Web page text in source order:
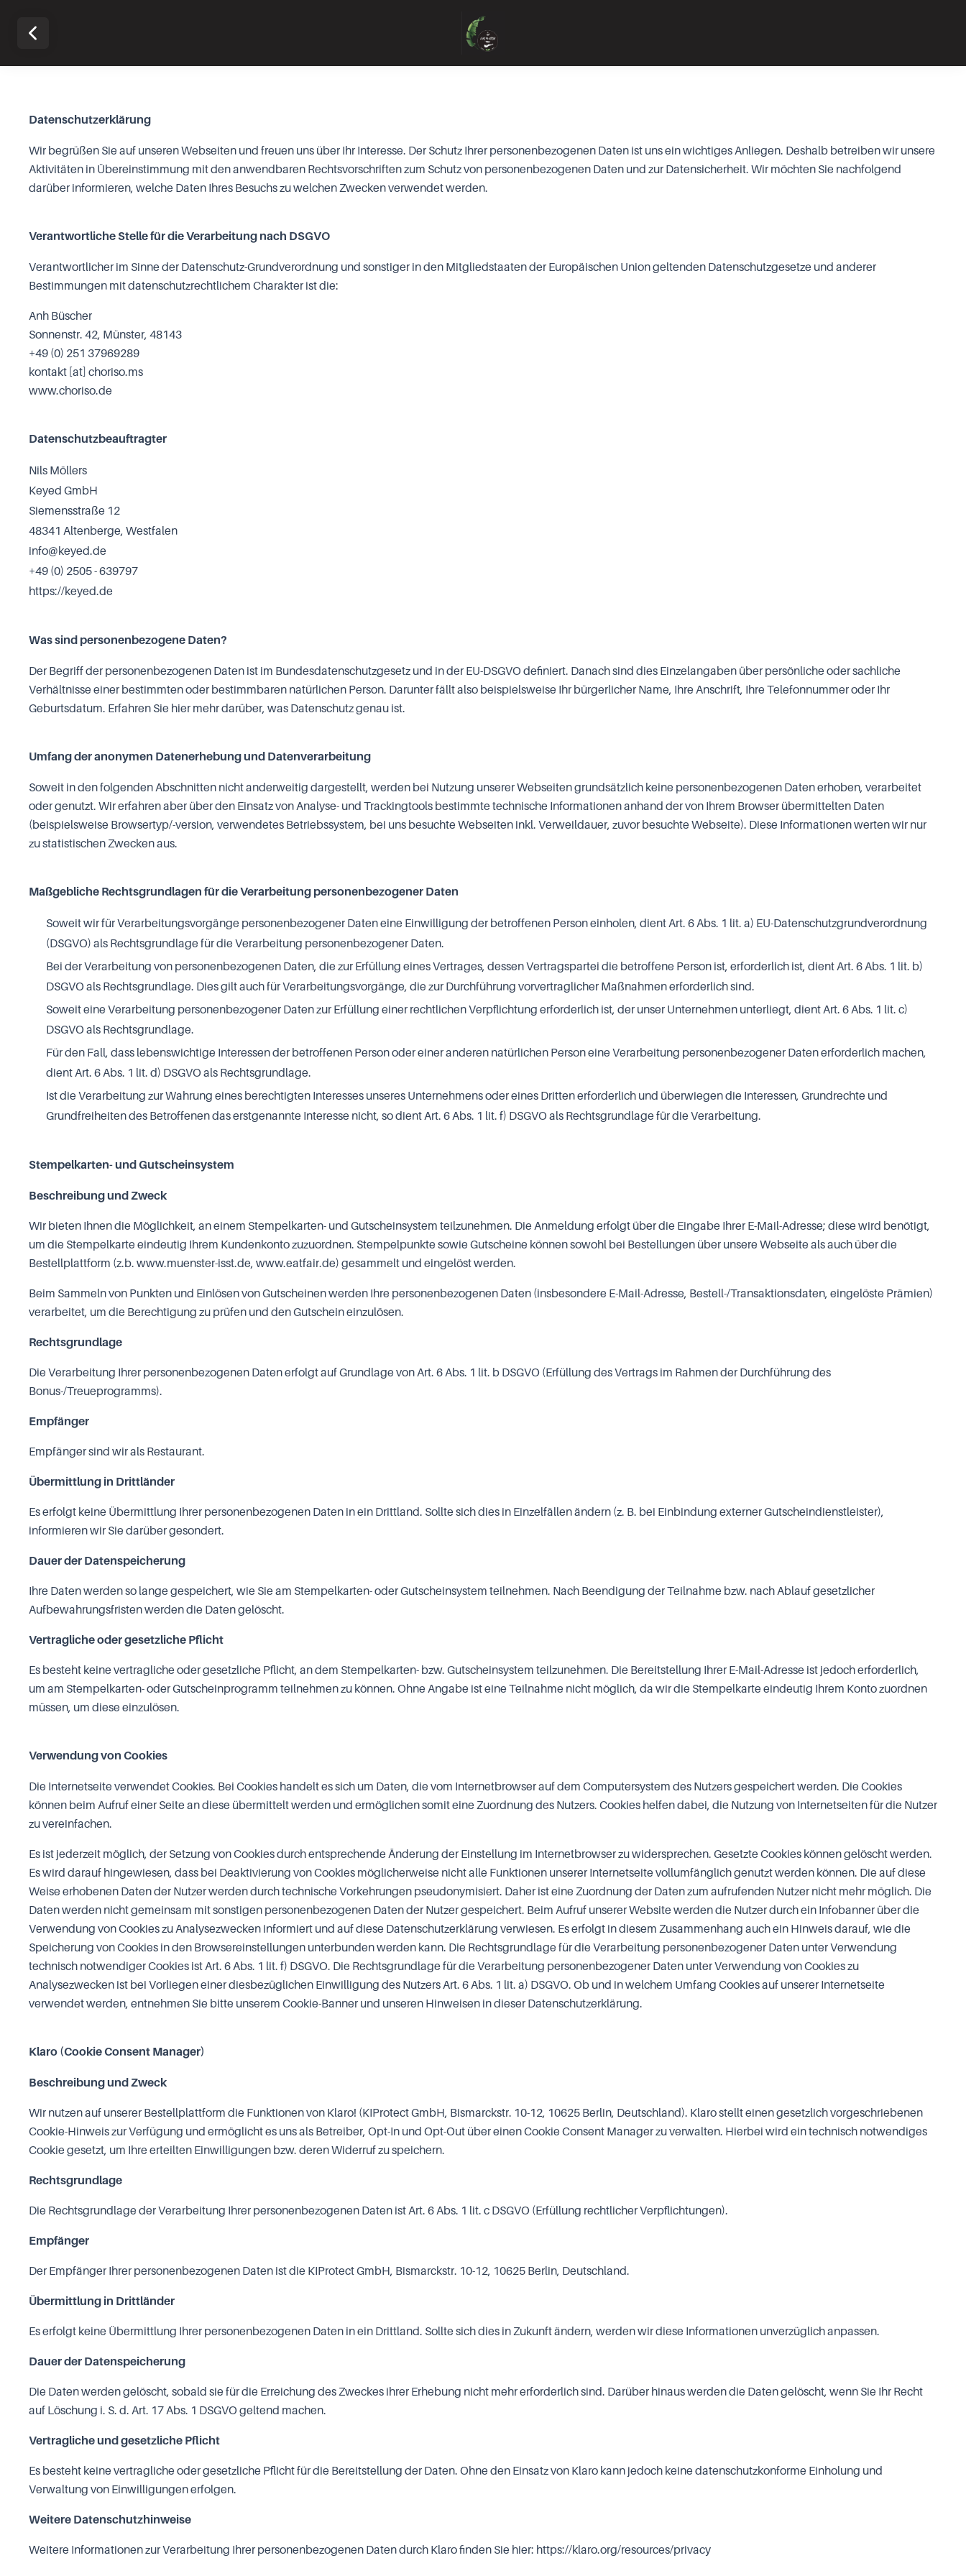
Datenschutzerklärung
Wir begrüßen Sie auf unseren Webseiten und freuen uns über Ihr Interesse. Der Schutz Ihrer personenbezogenen Daten ist uns ein wichtiges Anliegen. Deshalb betreiben wir unsere
Aktivitäten in Übereinstimmung mit den anwendbaren Rechtsvorschriften zum Schutz von personenbezogenen Daten und zur Datensicherheit. Wir möchten Sie nachfolgend
darüber informieren, welche Daten Ihres Besuchs zu welchen Zwecken verwendet werden.
Verantwortliche Stelle für die Verarbeitung nach DSGVO
Verantwortlicher im Sinne der Datenschutz-Grundverordnung und sonstiger in den Mitgliedstaaten der Europäischen Union geltenden Datenschutzgesetze und anderer
Bestimmungen mit datenschutzrechtlichem Charakter ist die:
Anh Büscher
Sonnenstr. 42, Münster, 48143
+49 (0) 251 37969289
kontakt [at] choriso.ms
www.choriso.de
Datenschutzbeauftragter
Nils Möllers
Keyed GmbH
Siemensstraße 12
48341 Altenberge, Westfalen
info@keyed.de
+49 (0) 2505 - 639797
https://keyed.de
Was sind personenbezogene Daten?
Der Begriff der personenbezogenen Daten ist im Bundesdatenschutzgesetz und in der EU-DSGVO definiert. Danach sind dies Einzelangaben über persönliche oder sachliche
Verhältnisse einer bestimmten oder bestimmbaren natürlichen Person. Darunter fällt also beispielsweise Ihr bürgerlicher Name, Ihre Anschrift, Ihre Telefonnummer oder Ihr
Geburtsdatum. Erfahren Sie hier mehr darüber, was Datenschutz genau ist.
Umfang der anonymen Datenerhebung und Datenverarbeitung
Soweit in den folgenden Abschnitten nicht anderweitig dargestellt, werden bei Nutzung unserer Webseiten grundsätzlich keine personenbezogenen Daten erhoben, verarbeitet
oder genutzt. Wir erfahren aber über den Einsatz von Analyse- und Trackingtools bestimmte technische Informationen anhand der von Ihrem Browser übermittelten Daten
(beispielsweise Browsertyp/-version, verwendetes Betriebssystem, bei uns besuchte Webseiten inkl. Verweildauer, zuvor besuchte Webseite). Diese Informationen werten wir nur
zu statistischen Zwecken aus.
Maßgebliche Rechtsgrundlagen für die Verarbeitung personenbezogener Daten
Soweit wir für Verarbeitungsvorgänge personenbezogener Daten eine Einwilligung der betroffenen Person einholen, dient Art. 6 Abs. 1 lit. a) EU-Datenschutzgrundverordnung
(DSGVO) als Rechtsgrundlage für die Verarbeitung personenbezogener Daten.
Bei der Verarbeitung von personenbezogenen Daten, die zur Erfüllung eines Vertrages, dessen Vertragspartei die betroffene Person ist, erforderlich ist, dient Art. 6 Abs. 1 lit. b)
DSGVO als Rechtsgrundlage. Dies gilt auch für Verarbeitungsvorgänge, die zur Durchführung vorvertraglicher Maßnahmen erforderlich sind.
Soweit eine Verarbeitung personenbezogener Daten zur Erfüllung einer rechtlichen Verpflichtung erforderlich ist, der unser Unternehmen unterliegt, dient Art. 6 Abs. 1 lit. c)
DSGVO als Rechtsgrundlage.
Für den Fall, dass lebenswichtige Interessen der betroffenen Person oder einer anderen natürlichen Person eine Verarbeitung personenbezogener Daten erforderlich machen,
dient Art. 6 Abs. 1 lit. d) DSGVO als Rechtsgrundlage.
Ist die Verarbeitung zur Wahrung eines berechtigten Interesses unseres Unternehmens oder eines Dritten erforderlich und überwiegen die Interessen, Grundrechte und
Grundfreiheiten des Betroffenen das erstgenannte Interesse nicht, so dient Art. 6 Abs. 1 lit. f) DSGVO als Rechtsgrundlage für die Verarbeitung.
Stempelkarten- und Gutscheinsystem
Beschreibung und Zweck
Wir bieten Ihnen die Möglichkeit, an einem Stempelkarten- und Gutscheinsystem teilzunehmen. Die Anmeldung erfolgt über die Eingabe Ihrer E-Mail-Adresse; diese wird benötigt,
um die Stempelkarte eindeutig Ihrem Kundenkonto zuzuordnen. Stempelpunkte sowie Gutscheine können sowohl bei Bestellungen über unsere Webseite als auch über die
Bestellplattform (z.b. www.muenster-isst.de, www.eatfair.de) gesammelt und eingelöst werden.
Beim Sammeln von Punkten und Einlösen von Gutscheinen werden Ihre personenbezogenen Daten (insbesondere E-Mail-Adresse, Bestell-/Transaktionsdaten, eingelöste Prämien)
verarbeitet, um die Berechtigung zu prüfen und den Gutschein einzulösen.
Rechtsgrundlage
Die Verarbeitung Ihrer personenbezogenen Daten erfolgt auf Grundlage von Art. 6 Abs. 1 lit. b DSGVO (Erfüllung des Vertrags im Rahmen der Durchführung des
Bonus-/Treueprogramms).
Empfänger
Empfänger sind wir als Restaurant.
Übermittlung in Drittländer
Es erfolgt keine Übermittlung Ihrer personenbezogenen Daten in ein Drittland. Sollte sich dies in Einzelfällen ändern (z. B. bei Einbindung externer Gutscheindienstleister),
informieren wir Sie darüber gesondert.
Dauer der Datenspeicherung
Ihre Daten werden so lange gespeichert, wie Sie am Stempelkarten- oder Gutscheinsystem teilnehmen. Nach Beendigung der Teilnahme bzw. nach Ablauf gesetzlicher
Aufbewahrungsfristen werden die Daten gelöscht.
Vertragliche oder gesetzliche Pflicht
Es besteht keine vertragliche oder gesetzliche Pflicht, an dem Stempelkarten- bzw. Gutscheinsystem teilzunehmen. Die Bereitstellung Ihrer E-Mail-Adresse ist jedoch erforderlich,
um am Stempelkarten- oder Gutscheinprogramm teilnehmen zu können. Ohne Angabe ist eine Teilnahme nicht möglich, da wir die Stempelkarte eindeutig Ihrem Konto zuordnen
müssen, um diese einzulösen.
Verwendung von Cookies
Die Internetseite verwendet Cookies. Bei Cookies handelt es sich um Daten, die vom Internetbrowser auf dem Computersystem des Nutzers gespeichert werden. Die Cookies
können beim Aufruf einer Seite an diese übermittelt werden und ermöglichen somit eine Zuordnung des Nutzers. Cookies helfen dabei, die Nutzung von Internetseiten für die Nutzer
zu vereinfachen.
Es ist jederzeit möglich, der Setzung von Cookies durch entsprechende Änderung der Einstellung im Internetbrowser zu widersprechen. Gesetzte Cookies können gelöscht werden.
Es wird darauf hingewiesen, dass bei Deaktivierung von Cookies möglicherweise nicht alle Funktionen unserer Internetseite vollumfänglich genutzt werden können. Die auf diese
Weise erhobenen Daten der Nutzer werden durch technische Vorkehrungen pseudonymisiert. Daher ist eine Zuordnung der Daten zum aufrufenden Nutzer nicht mehr möglich. Die
Daten werden nicht gemeinsam mit sonstigen personenbezogenen Daten der Nutzer gespeichert. Beim Aufruf unserer Website werden die Nutzer durch ein Infobanner über die
Verwendung von Cookies zu Analysezwecken informiert und auf diese Datenschutzerklärung verwiesen. Es erfolgt in diesem Zusammenhang auch ein Hinweis darauf, wie die
Speicherung von Cookies in den Browsereinstellungen unterbunden werden kann. Die Rechtsgrundlage für die Verarbeitung personenbezogener Daten unter Verwendung
technisch notwendiger Cookies ist Art. 6 Abs. 1 lit. f) DSGVO. Die Rechtsgrundlage für die Verarbeitung personenbezogener Daten unter Verwendung von Cookies zu
Analysezwecken ist bei Vorliegen einer diesbezüglichen Einwilligung des Nutzers Art. 6 Abs. 1 lit. a) DSGVO. Ob und in welchem Umfang Cookies auf unserer Internetseite
verwendet werden, entnehmen Sie bitte unserem Cookie-Banner und unseren Hinweisen in dieser Datenschutzerklärung.
Klaro (Cookie Consent Manager)
Beschreibung und Zweck
Wir nutzen auf unserer Bestellplattform die Funktionen von Klaro! (KIProtect GmbH, Bismarckstr. 10-12, 10625 Berlin, Deutschland). Klaro stellt einen gesetzlich vorgeschriebenen
Cookie-Hinweis zur Verfügung und ermöglicht es uns als Betreiber, Opt-In und Opt-Out über einen Cookie Consent Manager zu verwalten. Hierbei wird ein technisch notwendiges
Cookie gesetzt, um Ihre erteilten Einwilligungen bzw. deren Widerruf zu speichern.
Rechtsgrundlage
Die Rechtsgrundlage der Verarbeitung Ihrer personenbezogenen Daten ist Art. 6 Abs. 1 lit. c DSGVO (Erfüllung rechtlicher Verpflichtungen).
Empfänger
Der Empfänger Ihrer personenbezogenen Daten ist die KIProtect GmbH, Bismarckstr. 10-12, 10625 Berlin, Deutschland.
Übermittlung in Drittländer
Es erfolgt keine Übermittlung Ihrer personenbezogenen Daten in ein Drittland. Sollte sich dies in Zukunft ändern, werden wir diese Informationen unverzüglich anpassen.
Dauer der Datenspeicherung
Die Daten werden gelöscht, sobald sie für die Erreichung des Zweckes ihrer Erhebung nicht mehr erforderlich sind. Darüber hinaus werden die Daten gelöscht, wenn Sie Ihr Recht
auf Löschung i. S. d. Art. 17 Abs. 1 DSGVO geltend machen.
Vertragliche und gesetzliche Pflicht
Es besteht keine vertragliche oder gesetzliche Pflicht für die Bereitstellung der Daten. Ohne den Einsatz von Klaro kann jedoch keine datenschutzkonforme Einholung und
Verwaltung von Einwilligungen erfolgen.
Weitere Datenschutzhinweise
Weitere Informationen zur Verarbeitung Ihrer personenbezogenen Daten durch Klaro finden Sie hier: https://klaro.org/resources/privacy